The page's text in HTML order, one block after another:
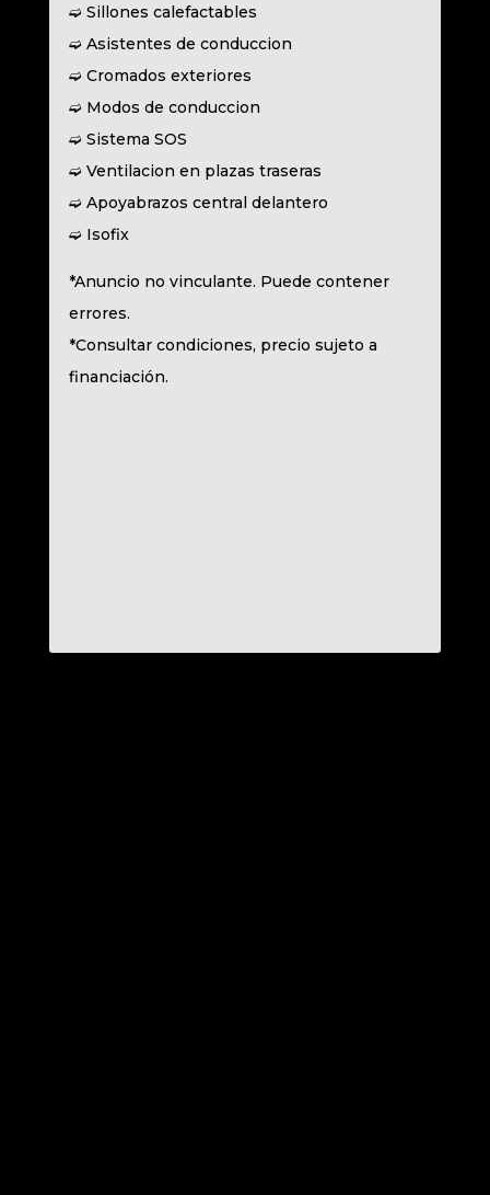
➫ Sillones calefactables
➫ Asistentes de conduccion
➫ Cromados exteriores
➫ Modos de conduccion
➫ Sistema SOS
➫ Ventilacion en plazas traseras
➫ Apoyabrazos central delantero
➫ Isofix
*Anuncio no vinculante. Puede contener
errores.
*Consultar condiciones, precio sujeto a
financiación.